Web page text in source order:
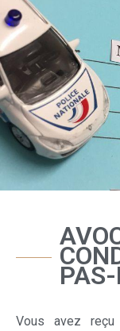
Vous avez reçu